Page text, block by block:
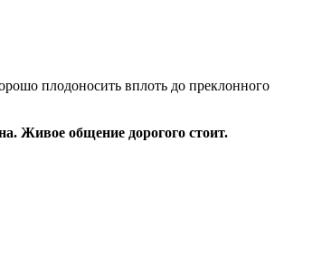
плодоносить вплоть до преклонного
Живое общение дорогого стоит.